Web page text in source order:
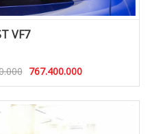
VF7
767.400.000